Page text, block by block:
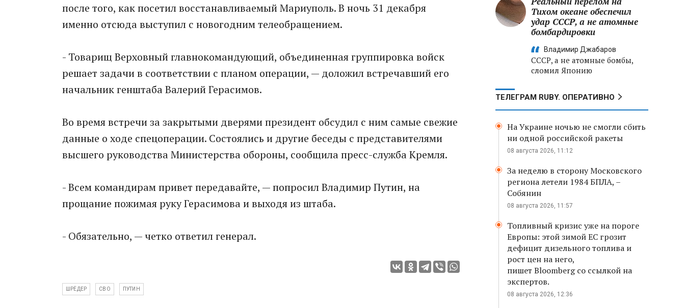
после того, как посетил восстанавливаемый Мариуполь. В ночь 31 декабря
именно отсюда выступил с новогодним телеобращением.
- Товарищ Верховный главнокомандующий, объединенная группировка войск
решает задачи в соответствии с планом операции, — доложил встречавший его
начальник генштаба Валерий Герасимов.
Во время встречи за закрытыми дверями президент обсудил с ним самые свежие
данные о ходе спецоперации. Состоялись и другие беседы с представителями
высшего руководства Министерства обороны, сообщила пресс-служба Кремля.
- Всем командирам привет передавайте, — попросил Владимир Путин, на
прощание пожимая руку Герасимова и выходя из штаба.
- Обязательно, — четко ответил генерал.
ШРЁДЕР СВО ПУТИН
Тихом океане обеспечил
удар СССР, а не атомные
бомбардировки
Владимир Джабаров
СССР, а не атомные бомбы,
сломил Японию
ТЕЛЕГРАМ RUBY. ОПЕРАТИВНО
На Украине ночью не смогли сбить
ни одной российской ракеты
08 августа 2026, 11:12
За неделю в сторону Московского
региона летели 1984 БПЛА, –
Собянин
08 августа 2026, 11:57
Топливный кризис уже на пороге
Европы: этой зимой ЕС грозит
дефицит дизельного топлива и
рост цен на него,
пишет Bloomberg со ссылкой на
экспертов.
08 августа 2026, 12:36